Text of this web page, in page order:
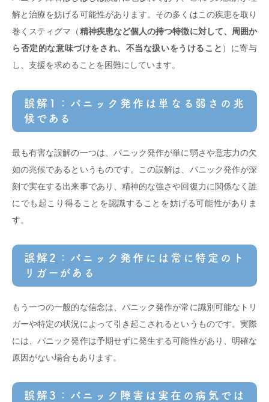
解と治療を妨げる可能性があります。その多くはこの疾患を取り
巻くスティグマ（精神疾患など個人の持つ特徴に対して、周囲か
ら否定的な意味づけをされ、不当な扱いをうけること ）に寄与
し、支援を求めることを困難にしています。
誤解1：パニック発作は単なる弱さの兆
候である
最も有害な誤解の一つは、パニック発作が単に弱さや意志力の欠
如の兆候であるというものです。この誤解は、パニック発作が深
刻で実在する出来事であり、精神的な強さや回復力に関係なく誰
にでも起こり得ることを認識することを妨げる可能性がありま
す。
誤解2：パニック発作には常に特定のト
リガーがある
もう一つの一般的な信念は、パニック発作が常に識別可能なトリ
ガーや特定の状況によって引き起こされるというものです。実際
には、パニック発作は予期せずに発生する可能性があり、明確な
原因がない場合もあります。
誤解3：パニック障害は実在の病気では